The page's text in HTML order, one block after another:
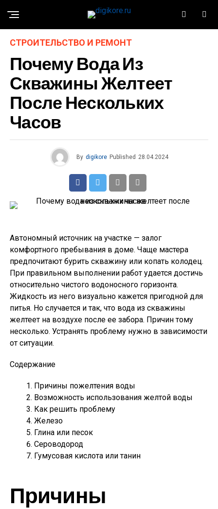
СТРОИТЕЛЬСТВО И РЕМОНТ
Почему Вода Из
Скважины Желтеет
После Нескольких
Часов
By digikore Published 28.04.2024
Автономный источник на участке — залог
комфортного пребывания в доме. Чаще мастера
предпочитают бурить скважину или копать колодец.
При правильном выполнении работ удается достичь
относительно чистого водоносного горизонта.
Жидкость из него визуально кажется пригодной для
питья. Но случается и так, что вода из скважины
желтеет на воздухе после ее забора. Причин тому
несколько. Устранять проблему нужно в зависимости
от ситуации.
Содержание
Причины пожелтения воды
Возможность использования желтой воды
Как решить проблему
Железо
Глина или песок
Сероводород
Гумусовая кислота или танин
Причины